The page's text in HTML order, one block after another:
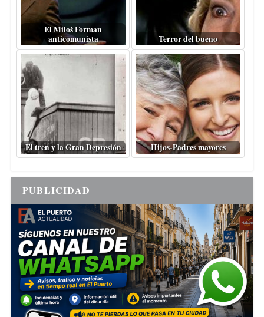
El Miloš Forman
anticomunista
Terror del bueno
El tren y la Gran Depresión Hijos-Padres mayores
PUBLICIDAD